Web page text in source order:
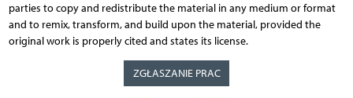
parties to copy and redistribute the material in any medium or format
and to remix, transform, and build upon the material, provided the
original work is properly cited and states its license.
ZGŁASZANIE PRAC